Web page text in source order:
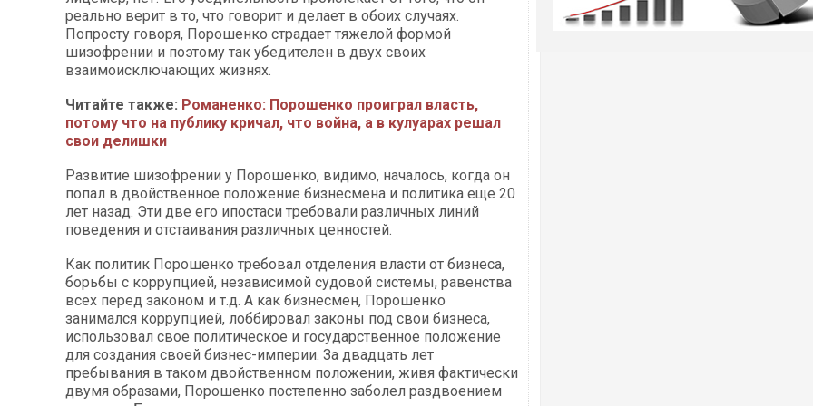
реально верит в то, что говорит и делает в обоих случаях.
Попросту говоря, Порошенко страдает тяжелой формой
шизофрении и поэтому так убедителен в двух своих
взаимоисключающих жизнях.
Читайте также: Романенко: Порошенко проиграл власть,
потому что на публику кричал, что война, а в кулуарах решал
свои делишки
Развитие шизофрении у Порошенко, видимо, началось, когда он
попал в двойственное положение бизнесмена и политика еще 20
лет назад. Эти две его ипостаси требовали различных линий
поведения и отстаивания различных ценностей.
Как политик Порошенко требовал отделения власти от бизнеса,
борьбы с коррупцией, независимой судовой системы, равенства
всех перед законом и т.д. А как бизнесмен, Порошенко
занимался коррупцией, лоббировал законы под свои бизнеса,
использовал свое политическое и государственное положение
для создания своей бизнес-империи. За двадцать лет
пребывания в таком двойственном положении, живя фактически
двумя образами, Порошенко постепенно заболел раздвоением